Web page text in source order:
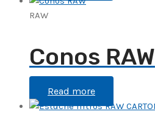
RAW
Conos RAW
Read more